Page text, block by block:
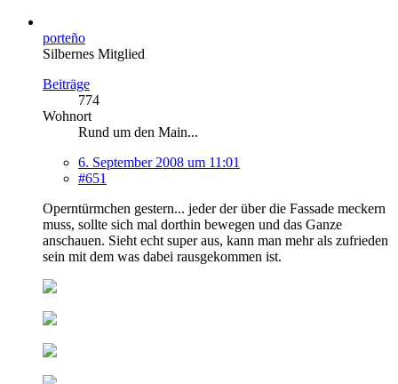
porteño
Silbernes Mitglied
Beiträge
774
Wohnort
Rund um den Main...
6. September 2008 um 11:01
#651
Operntürmchen gestern... jeder der über die Fassade meckern
muss, sollte sich mal dorthin bewegen und das Ganze
anschauen. Sieht echt super aus, kann man mehr als zufrieden
sein mit dem was dabei rausgekommen ist.